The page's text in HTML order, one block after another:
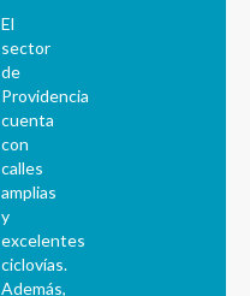
El
sector
de
Providencia
cuenta
con
calles
amplias
y
excelentes
ciclovías.
Además,